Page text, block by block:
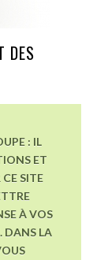
DES
: IL
ET
SITE
À VOS
DANS LA